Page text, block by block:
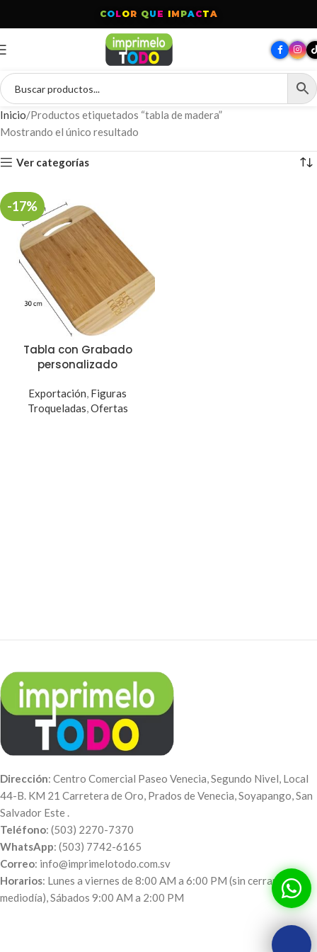
COLOR QU E IM PACTA
Inicio Productos etiquetados “tabla de madera”
Mostrando el único resultado
Ver categorías
-17%
Tabla con Grabado
personalizado
Exportación, Figuras
Troqueladas,Ofertas
Dirección: Centro Comercial Paseo Venecia, Segundo Nivel, Local
44-B. KM 21 Carretera de Oro, Prados de Venecia, Soyapango, San
Salvador Este .
Teléfono: (503) 2270-7370
WhatsApp: (503) 7742-6165
Correo: info@imprimelotodo.com.sv
Horarios: Lunes a viernes de 8:00 AM a 6:00 PM (sin cerrar al
mediodía), Sábados 9:00 AM a 2:00 PM